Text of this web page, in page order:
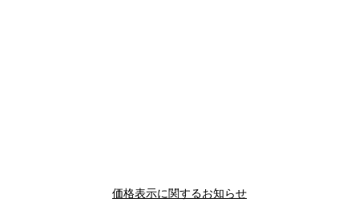
価格表示に関するお知らせ